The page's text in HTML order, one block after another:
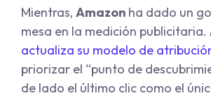
Mientras, Amazon ha dado un
mesa en la medición publicitaria.
actualiza su modelo de
priorizar el “punto de
de lado el último clic como el